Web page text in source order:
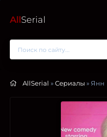
AllSerial
AllSerial »Сериалы » Янн